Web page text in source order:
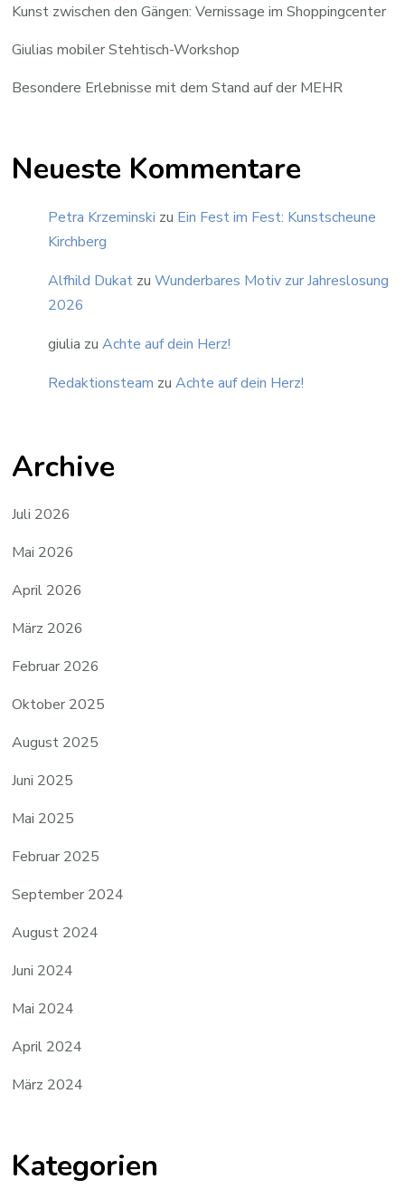
Kunst zwischen den Gängen: Vernissage im Shoppingcenter
Giulias mobiler Stehtisch-Workshop
Besondere Erlebnisse mit dem Stand auf der MEHR
Neueste Kommentare
Petra Krzeminski zu Ein Fest im Fest: Kunstscheune
Kirchberg
Alfhild Dukat zuWunderbares Motiv zur Jahreslosung
2026
giulia zuAchte auf dein Herz!
Redaktionsteam zuAchte auf dein Herz!
Archive
Juli 2026
Mai 2026
April 2026
März 2026
Februar 2026
Oktober 2025
August 2025
Juni 2025
Mai 2025
Februar 2025
September 2024
August 2024
Juni 2024
Mai 2024
April 2024
März 2024
Kategorien